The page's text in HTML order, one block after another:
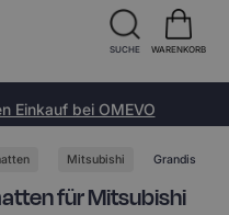
Einkauf bei OMEVO
Mitsubishi Grandis
für Mitsubishi
SUCHE WARENKORB